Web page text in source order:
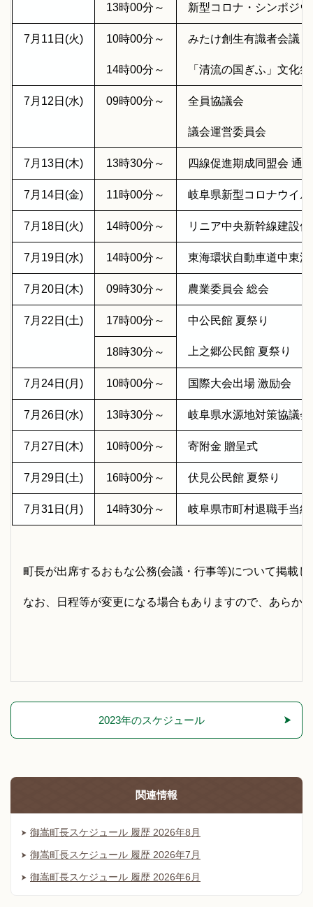
13時00分～ 新型コロナ・シンポジウ
7月11日(火) 10時00分～ みたけ創生有識者会議
14時00分～ 「清流の国ぎふ」文化
7月12日(水) 09時00分～ 全員協議会
議会運営委員会
7月13日(木) 13時30分～ 四線促進期成同盟会 通
7月14日(金) 11時00分～ 岐阜県新型コロナウイ
7月18日(火) 14時00分～ リニア中央新幹線建設
7月19日(水) 14時00分～ 東海環状自動車道中東
7月20日(木) 09時30分～ 農業委員会 総会
7月22日(土) 17時00分～ 中公民館 夏祭り
18時30分～ 上之郷公民館 夏祭り
7月24日(月) 10時00分～ 国際大会出場 激励会
7月26日(水) 13時30分～ 岐阜県水源地対策協議
7月27日(木) 10時00分～ 寄附金 贈呈式
7月29日(土) 16時00分～ 伏見公民館 夏祭り
7月31日(月) 14時30分～ 岐阜県市町村退職手当組
町長が出席するおもな公務(会議・行事等)について掲載し
なお、日程等が変更になる場合もありますので、あらか
2023年のスケジュール
関連情報
御嵩町長スケジュール 履歴 2026年8月
御嵩町長スケジュール 履歴 2026年7月
御嵩町長スケジュール 履歴 2026年6月